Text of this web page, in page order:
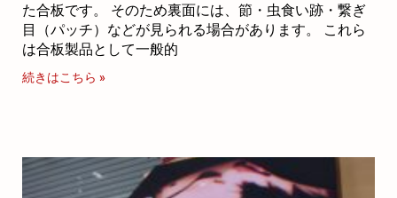
た合板です。 そのため裏面には、節・虫食い跡・繋ぎ
目（パッチ）などが見られる場合があります。 これら
は合板製品として一般的
続きはこちら »